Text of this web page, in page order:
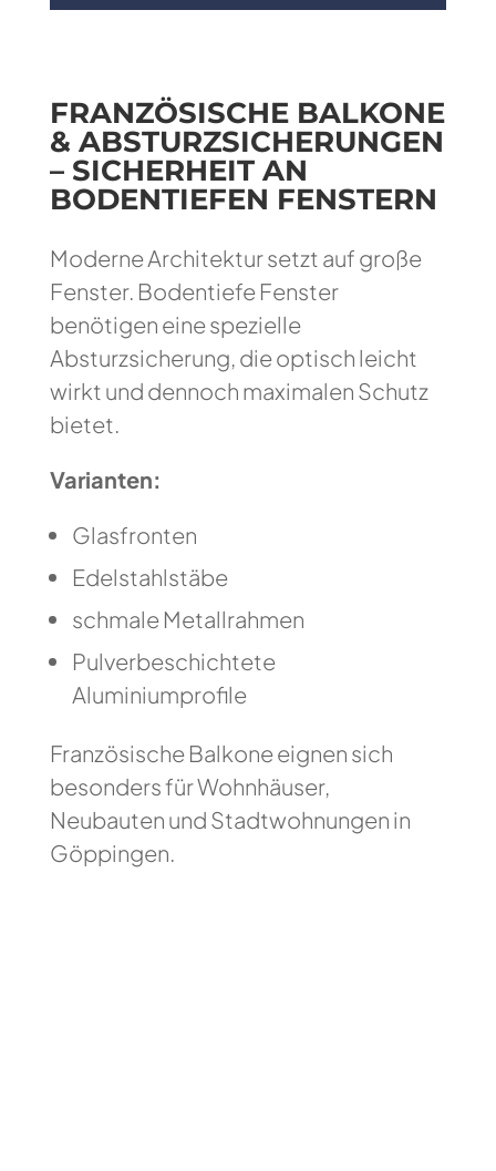
FRANZÖSISCHE BALKONE
& ABSTURZSICHERUNGEN
– SICHERHEIT AN
BODENTIEFEN FENSTERN
Moderne Architektur setzt auf große
Fenster. Bodentiefe Fenster
benötigen eine spezielle
Absturzsicherung, die optisch leicht
wirkt und dennoch maximalen Schutz
bietet.
Varianten:
Glasfronten
Edelstahlstäbe
schmale Metallrahmen
Pulverbeschichtete
Aluminiumprofile
Französische Balkone eignen sich
besonders für Wohnhäuser,
Neubauten und Stadtwohnungen in
Göppingen.